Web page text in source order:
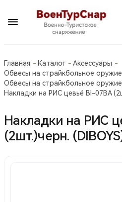
Главная Каталог
Аксессуары
Обвесы на страйкбольное оружие
Обвесы на страйкбольное оружие
Накладки на РИС цевьё BI-07BA
Накладки на РИС
(2шт.)черн.